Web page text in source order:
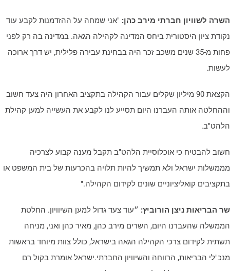
לשוויון חברתי מירב כהן:"אני שמחה על ההזדמנות לקבע עוד
ציון היסטורית ביחס המדינה לקהילה הגאה. במדינה בה רק לפני
פחות מ-35 שנים משכב זכר היה בבחינת עבירה פלילית, יש דרך ארוכה
הקצאת 90 מיליון שקלים עבור הקהילה בתקציב האחרון היה צעד חשוב
אותה העברנו היום תסייע לנו לקבע את העשייה למען קהילת
להבטיח כי אוכלוסיית הלהט"ב תקבל מענה קבוע לצרכיה
ישראל ולא תמשיך להיות תלויה בהכרעות של בית המשפט או
קואליציוניים שונים לקידום הקהילה."
הבריאות ניצן הורוביץ:״עוד צעד גדול למען השיוויון. החלטת
שהעברנו היום, השרים מירב כהן, מאיר כהן ואני, מניחה
לקידום צרכי הקהילה הגאה בישראל, כולל צוות מיוחד בראשות
הבריאות, הרווחה והשיוויון החברתי.ישראל אומרת בקול רם